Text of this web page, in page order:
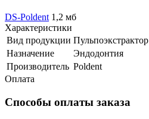
DS-Poldent 1,2 мб
Характеристики
Вид продукции Пульпоэкстрактор
Назначение
Эндодонтия
Производитель Poldent
Оплата
Способы оплаты заказа